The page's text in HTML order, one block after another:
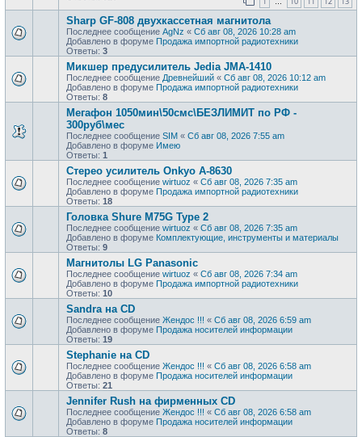
Sharp GF-808 двухкассетная магнитола
Последнее сообщение AgNz « Сб авг 08, 2026 10:28 am
Добавлено в форуме Продажа импортной радиотехники
Ответы: 3
Микшер предусилитель Jedia JMA-1410
Последнее сообщение Древнейший « Сб авг 08, 2026 10:12 am
Добавлено в форуме Продажа импортной радиотехники
Ответы: 8
Мегафон 1050мин\50смс\БЕЗЛИМИТ по РФ -
300руб\мес
Последнее сообщение SIM « Сб авг 08, 2026 7:55 am
Добавлено в форуме Имею
Ответы: 1
Стерео усилитель Onkyo A-8630
Последнее сообщение wirtuoz « Сб авг 08, 2026 7:35 am
Добавлено в форуме Продажа импортной радиотехники
Ответы: 18
Головка Shure M75G Type 2
Последнее сообщение wirtuoz « Сб авг 08, 2026 7:35 am
Добавлено в форуме Комплектующие, инструменты и материалы
Ответы: 9
Магнитолы LG Panasonic
Последнее сообщение wirtuoz « Сб авг 08, 2026 7:34 am
Добавлено в форуме Продажа импортной радиотехники
Ответы: 10
Sandra на CD
Последнее сообщение Жендос !!! « Сб авг 08, 2026 6:59 am
Добавлено в форуме Продажa носителей информации
Ответы: 19
Stephanie на CD
Последнее сообщение Жендос !!! « Сб авг 08, 2026 6:58 am
Добавлено в форуме Продажa носителей информации
Ответы: 21
Jennifer Rush на фирменных CD
Последнее сообщение Жендос !!! « Сб авг 08, 2026 6:58 am
Добавлено в форуме Продажa носителей информации
Ответы: 8